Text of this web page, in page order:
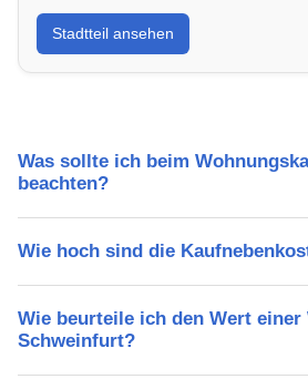
Erfahre mehr über deinen Stadtteil
Lebensqualität,
Freizeitmöglichkeiten und
Stadtteil ansehen
Was sollte ich beim
beachten?
Wie hoch sind die
Wie beurteile ich den Wert einer
Schweinfurt?